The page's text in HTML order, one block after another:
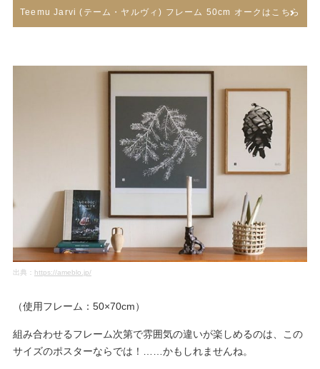
Teemu Jarvi (テーム・ヤルヴィ) フレーム 50cm オークはこちら
出典： https://ameblo.jp/
（使用フレーム：50×70cm）
組み合わせるフレーム次第で雰囲気の違いが楽しめるのは、この
サイズのポスターならでは！……かもしれませんね。